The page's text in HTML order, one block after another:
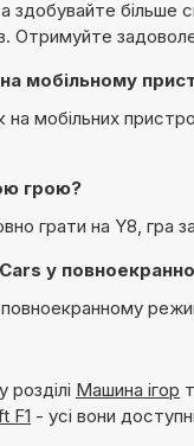
більше
Отримуйте
мобільному
мобільних
грою?
грати на Y8, гра
у
Машина ігор
F1 - усі вони